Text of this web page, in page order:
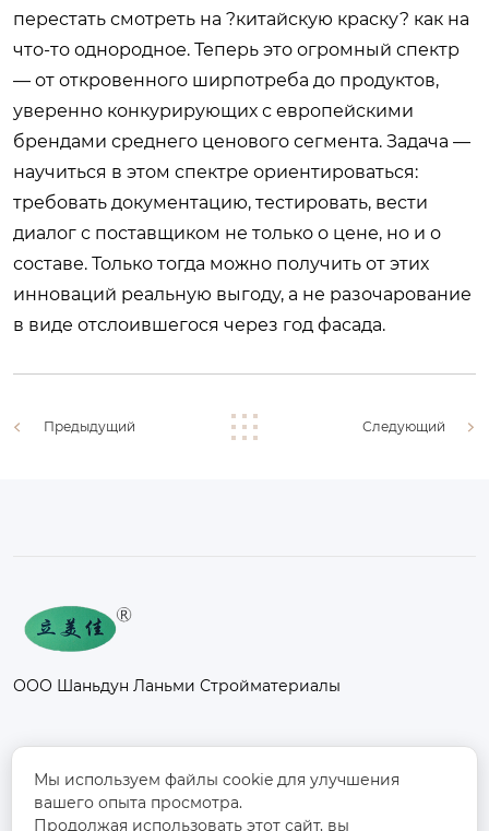
перестать смотреть на ?китайскую краску? как на
что-то однородное. Теперь это огромный спектр
— от откровенного ширпотреба до продуктов,
уверенно конкурирующих с европейскими
брендами среднего ценового сегмента. Задача —
научиться в этом спектре ориентироваться:
требовать документацию, тестировать, вести
диалог с поставщиком не только о цене, но и о
составе. Только тогда можно получить от этих
инноваций реальную выгоду, а не разочарование
в виде отслоившегося через год фасада.
Предыдущий Следующий
ООО Шаньдун Ланьми Стройматериалы
Промышленный парк Фанси, к северу от
Мы используем файлы cookie для улучшения
вашего опыта просмотра.
Продолжая использовать этот сайт, вы